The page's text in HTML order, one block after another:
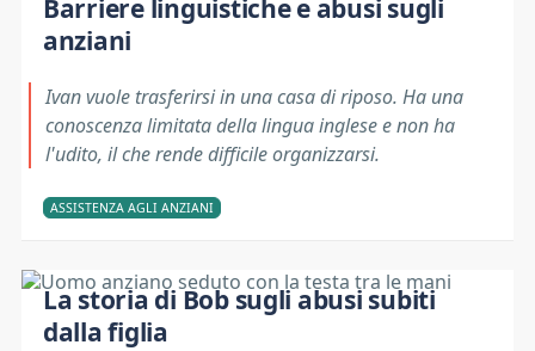
Barriere linguistiche e abusi sugli
anziani
Ivan vuole trasferirsi in una casa di riposo. Ha una
conoscenza limitata della lingua inglese e non ha
l'udito, il che rende difficile organizzarsi.
ASSISTENZA AGLI ANZIANI
La storia di Bob sugli abusi subiti
dalla figlia